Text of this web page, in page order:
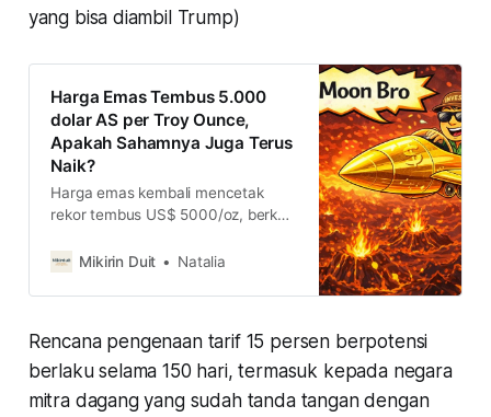
yang bisa diambil Trump)
Harga Emas Tembus 5.000
dolar AS per Troy Ounce,
Apakah Sahamnya Juga Terus
Naik?
Harga emas kembali mencetak
rekor tembus US$ 5000/oz, berkat
manggung seperti ANTM-EMAS,
masih menarik diakumulasi atau
Mikirin Duit Natalia
Rencana pengenaan tarif 15 persen berpotensi
berlaku selama 150 hari, termasuk kepada negara
mitra dagang yang sudah tanda tangan dengan